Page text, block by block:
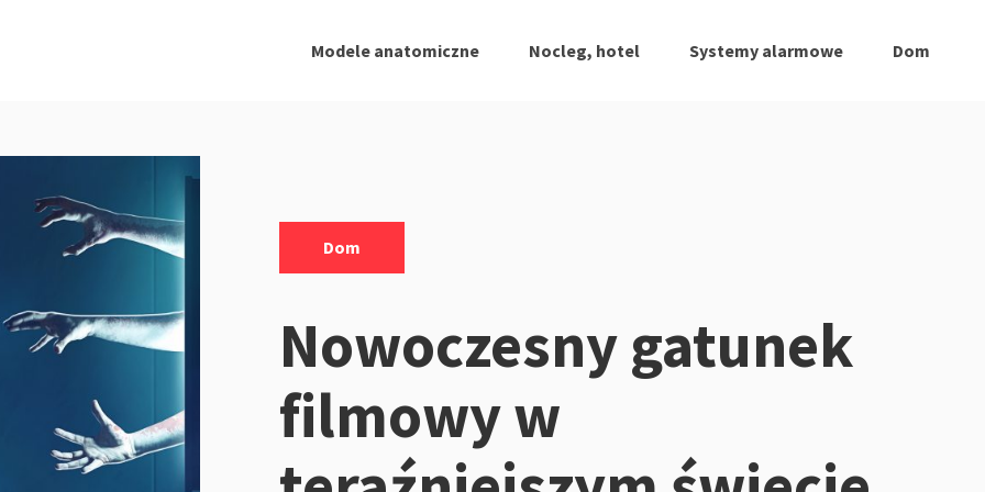
Modele anatomiczne Nocleg, hotel Systemy alarmowe Dom
Dom
Nowoczesny gatunek
filmowy w